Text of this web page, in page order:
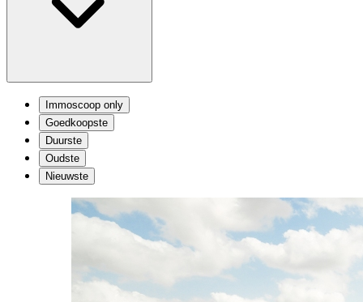
Immoscoop only
Goedkoopste
Duurste
Oudste
Nieuwste